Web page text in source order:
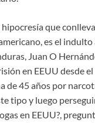
que
es el indulto
Juan O
en EEUU desde
de 45 años por
tipo y luego
en EEUU?,